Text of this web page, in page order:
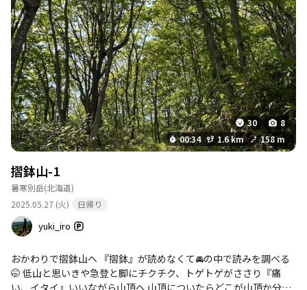
山して、身体に虫がついてないか確認したら 10匹は全身に毛虫が
付いてて ザックにも5匹は付いてました、、、😱 この時期の入山
はお勧めしません、、、
30
8
00:34
1.6 km 158 m
摺鉢山-1
暑寒別岳(北海道)
2025.05.27 (火)
日帰り
yuki_iro
おかわりで摺鉢山へ 『摺鉢』が読めなくて🚘の中で読みを調べる
🤭 低山と思いきや急登と脚にチクチク、トゲトゲがささり『痛
い、イタイ』いいながら山頂へ 山頂についたらどこが山頂か分か